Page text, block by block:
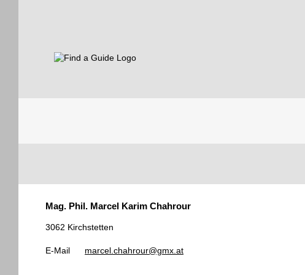
Guides
Mag. Phil. Marcel Karim Chahrour
3062 Kirchstetten
E-Mail marcel.chahrour@gmx.at